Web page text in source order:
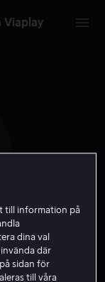
Viaplay
till information på
dina val
där
sidan för
till våra